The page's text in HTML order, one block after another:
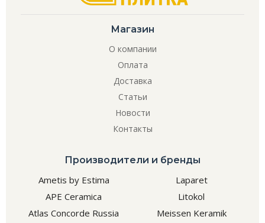
Магазин
О компании
Оплата
Доставка
Статьи
Новости
Контакты
Производители и бренды
Ametis by Estima
APE Ceramica
Atlas Concorde Russia
Laparet
Litokol
Meissen Keramik